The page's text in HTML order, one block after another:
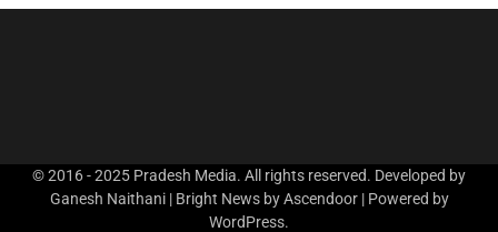
© 2016 - 2025 Pradesh Media. All rights reserved. Developed by
Ganesh Naithani | Bright News byAscendoor| Powered by
WordPress.